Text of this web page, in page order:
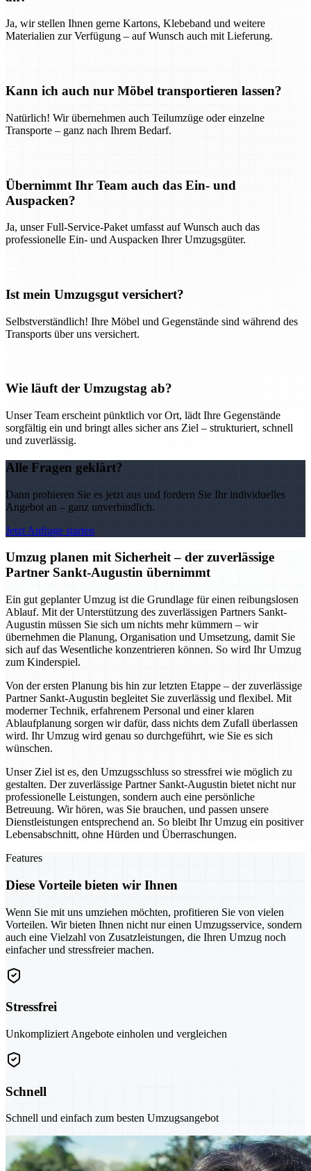
Ja, wir stellen Ihnen gerne Kartons, Klebeband und weitere
Materialien zur Verfügung – auf Wunsch auch mit Lieferung.
Kann ich auch nur Möbel transportieren lassen?
Natürlich! Wir übernehmen auch Teilumzüge oder einzelne
Transporte – ganz nach Ihrem Bedarf.
Übernimmt Ihr Team auch das Ein- und
Auspacken?
Ja, unser Full-Service-Paket umfasst auf Wunsch auch das
professionelle Ein- und Auspacken Ihrer Umzugsgüter.
Ist mein Umzugsgut versichert?
Selbstverständlich! Ihre Möbel und Gegenstände sind während des
Transports über uns versichert.
Wie läuft der Umzugstag ab?
Unser Team erscheint pünktlich vor Ort, lädt Ihre Gegenstände
sorgfältig ein und bringt alles sicher ans Ziel – strukturiert, schnell
und zuverlässig.
Alle Fragen geklärt?
Dann probieren Sie es jetzt aus und fordern Sie Ihr individuelles
Angebot an – ganz unverbindlich.
Jetzt Anfrage starten
Umzug planen mit Sicherheit – der zuverlässige
Partner Sankt-Augustin übernimmt
Ein gut geplanter Umzug ist die Grundlage für einen reibungslosen
Ablauf. Mit der Unterstützung des zuverlässigen Partners Sankt-
Augustin müssen Sie sich um nichts mehr kümmern – wir
übernehmen die Planung, Organisation und Umsetzung, damit Sie
sich auf das Wesentliche konzentrieren können. So wird Ihr Umzug
zum Kinderspiel.
Von der ersten Planung bis hin zur letzten Etappe – der zuverlässige
Partner Sankt-Augustin begleitet Sie zuverlässig und flexibel. Mit
moderner Technik, erfahrenem Personal und einer klaren
Ablaufplanung sorgen wir dafür, dass nichts dem Zufall überlassen
wird. Ihr Umzug wird genau so durchgeführt, wie Sie es sich
wünschen.
Unser Ziel ist es, den Umzugsschluss so stressfrei wie möglich zu
gestalten. Der zuverlässige Partner Sankt-Augustin bietet nicht nur
professionelle Leistungen, sondern auch eine persönliche
Betreuung. Wir hören, was Sie brauchen, und passen unsere
Dienstleistungen entsprechend an. So bleibt Ihr Umzug ein positiver
Lebensabschnitt, ohne Hürden und Überraschungen.
Features
Diese Vorteile bieten wir Ihnen
Wenn Sie mit uns umziehen möchten, profitieren Sie von vielen
Vorteilen. Wir bieten Ihnen nicht nur einen Umzugsservice, sondern
auch eine Vielzahl von Zusatzleistungen, die Ihren Umzug noch
einfacher und stressfreier machen.
Stressfrei
Unkompliziert Angebote einholen und vergleichen
Schnell
Schnell und einfach zum besten Umzugsangebot